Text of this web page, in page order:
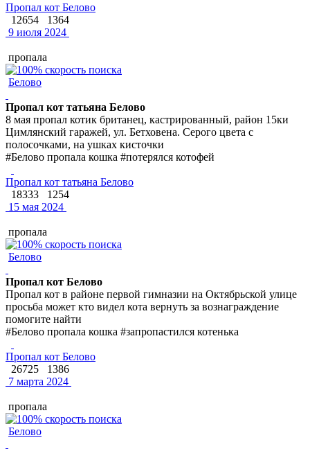
Пропал кот Белово
12654
1364
9 июля 2024
пропала
Белово
Пропал кот татьяна Белово
8 мая пропал котик британец, кастрированный, район 15ки
Цимлянский гаражей, ул. Бетховена. Серого цвета с
полосочками, на ушках кисточки
#Белово пропала кошка #потерялся котофей
Пропал кот татьяна Белово
18333
1254
15 мая 2024
пропала
Белово
Пропал кот Белово
Пропал кот в районе первой гимназии на Октябрьской улице
просьба может кто видел кота вернуть за вознаграждение
помогите найти
#Белово пропала кошка #запропастился котенька
Пропал кот Белово
26725
1386
7 марта 2024
пропала
Белово